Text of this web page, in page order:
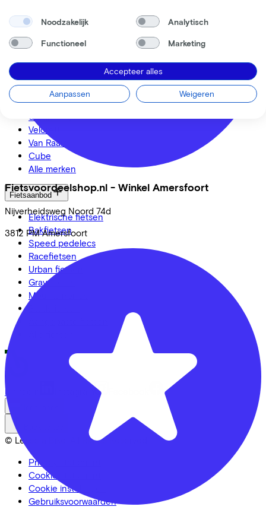
Fietsvoordeelshop.nl - Winkel Amersfoort
Nijverheidsweg Noord 74d
3812 PM Amersfoort
Fietsmerken
Gazelle
Cannondale
Roetz
Cervélo
Kalkhoff
Urban Arrow
Veloretti
Van Raam
Cube
Alle merken
Fietsaanbod
Elektrische fietsen
Bakfietsen
Speed pedelecs
Racefietsen
Urban fietsen
Gravelbikes
Mountainbikes
LinkedIn
© Lease a Bike. All Rights Reserved.
Privacy statement
Cookie statement
Cookie instellingen
Gebruiksvoorwaarden
Noodzakelijk Analytisch
Functioneel Marketing
Accepteer alles
Aanpassen Weigeren